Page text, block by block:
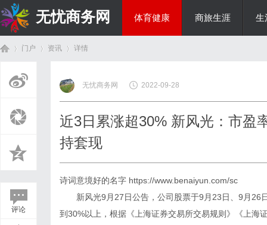
无忧商务网 体育健康 商旅生涯 生
门户 资讯
›
详情
评论
无忧商务网 2022-09-28
近3日累涨超30% 新风光：市盈
持套现
诗词意境好的名字 https://www.benaiyun.com/sc
新风光9月27日公告，公司股票于9月23日、9月26
到30%以上，根据《上海证券交易所交易规则》《上海